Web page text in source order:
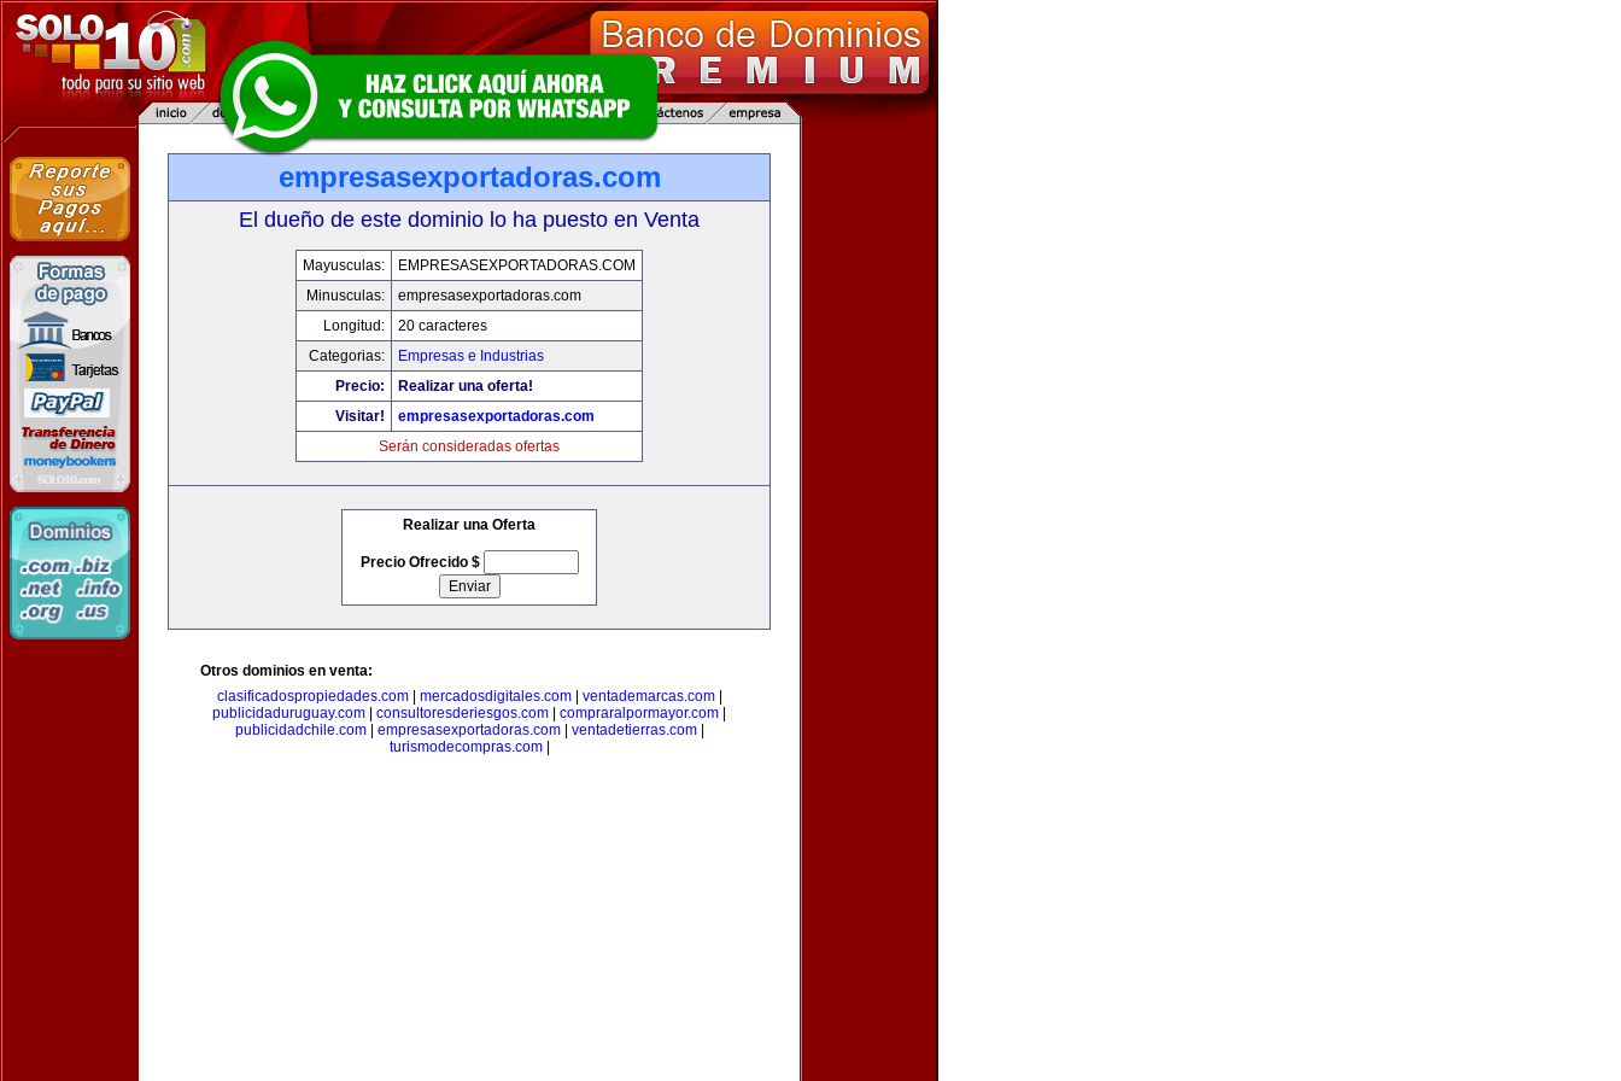
empresasexportadoras.com
El dueño de este dominio lo ha puesto en Venta
Mayusculas:
EMPRESASEXPORTADORAS.COM
Minusculas:
empresasexportadoras.com
Longitud:
20 caracteres
Categorias:
Empresas e Industrias
Precio:
Realizar una oferta!
Visitar!
empresasexportadoras.com
Serán consideradas ofertas
Realizar una Oferta
Precio Ofrecido $
Otros dominios en venta:
clasificadospropiedades.com| mercadosdigitales.com| ventademarcas.com|
publicidaduruguay.com
consultoresderiesgos.com compraralpormayor.com
publicidadchile.com| empresasexportadoras.com| ventadetierras.com|
turismodecompras.com|